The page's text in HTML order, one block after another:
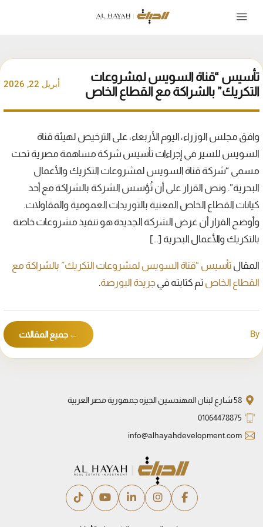
تأسيس “قناة السويس لمشروعات
التكريك” بالشراكة مع القطاع الخاص
أبريل 22, 2026
وافق مجلس الوزراء، اليوم الأربعاء، على الترخيص لهيئة قناة
السويس للسير في إجراءات تأسيس شركة مساهمة مصرية تحت
مسمى “شركة قناة السويس لمشروعات التكريك والأعمال
البحرية”. ونص القرار على أن تُؤسس الشركة بالشراكة مع أحد
كيانات القطاع الخاص المعنية بالتوريدات العمومية والمقاولات.
وأوضح القرار أن غرض الشركة الجديدة هو تنفيذ مشروعات خاصة
بالتكريك والأعمال البحرية […]
المقال تأسيس “قناة السويس لمشروعات التكريك” بالشراكة مع
القطاع الخاص تم كتابته فيجريدة البورصة.
By ← جميع المقالات
58 شارع لبنان المهندسين الجيزه جمهورية مصر العربية
01064478875
info@alhayahdevelopment.com